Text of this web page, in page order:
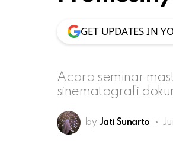
GET UPDATES IN
Acara seminar
sinematografi
by Jati Sunarto